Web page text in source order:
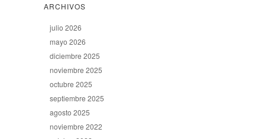
ARCHIVOS
julio 2026
mayo 2026
diciembre 2025
noviembre 2025
octubre 2025
septiembre 2025
agosto 2025
noviembre 2022